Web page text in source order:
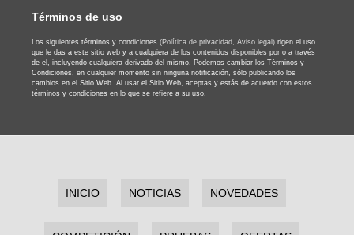
Términos de uso
Los siguientes términos y condiciones (Política de privacidad, Aviso legal) rigen el uso
que le das a este sitio web y a cualquiera de los contenidos disponibles por o a través
de el, incluyendo cualquiera derivado del mismo. Podemos cambiar los Términos y
Condiciones, en cualquier momento sin ninguna notificación, sólo publicando los
cambios en el Sitio Web. Al usar el Sitio Web, aceptas y estás de acuerdo con estos
términos y condiciones en lo que se refiere a su uso.
INICIO NOTICIAS NOVEDADES